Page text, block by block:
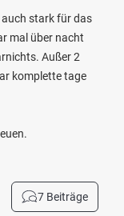
stark für das
mal über nacht
Außer 2
komplette tage
7 Beiträge